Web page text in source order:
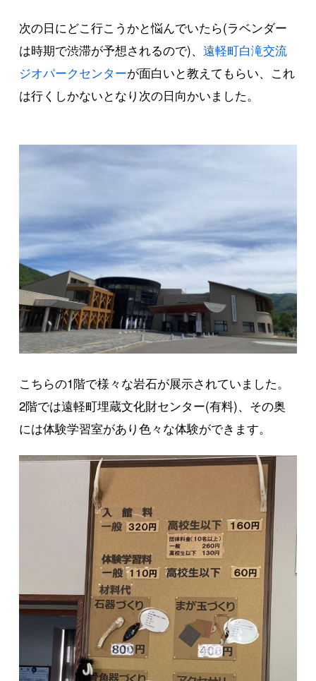
次の日にどこ行こうかと悩んでいたら(ラベンダー
は時期で渋滞が予想されるので)、 遠軽町白滝交流
ジオパークセンターが面白いと教えてもらい、これ
は行くしかないとなり次の日向かいました。
こちらの1階で様々な岩石が展示されていました。
2階では遠軽町埋蔵文化財センター(有料)、その奥
には体験学習室があり色々な体験ができます。